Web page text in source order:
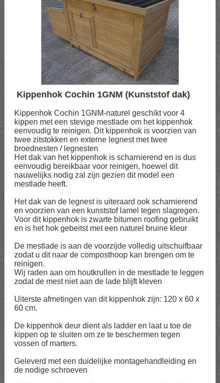
Kippenhok Cochin 1GNM (Kunststof dak)
Kippenhok Cochin 1GNM-naturel geschikt voor 4
kippen met een stevige mestlade om het kippenhok
eenvoudig te reinigen. Dit kippenhok is voorzien van
twee zitstokken en externe legnest met twee
broednesten / legnesten
Het dak van het kippenhok is scharnierend en is dus
eenvoudig bereikbaar voor reinigen, hoewel dit
nauwelijks nodig zal zijn gezien dit model een
mestlade heeft.
Het dak van de legnest is uiteraard ook scharnierend
en voorzien van een kunststof lamel tegen slagregen.
Voor dit kippenhok is zwarte bitumen roofing gebruikt
en is het hok gebeitst met een naturel bruine kleur
De mestlade is aan de voorzijde volledig uitschuifbaar
zodat u dit naar de composthoop kan brengen om te
reinigen.
Wij raden aan om houtkrullen in de mestlade te leggen
zodat de mest niet aan de lade blijft kleven
Uiterste afmetingen van dit kippenhok zijn: 120 x 60 x
60 cm.
De kippenhok deur dient als ladder en laat u toe de
kippen op te sluiten om ze te beschermen tegen
vossen of marters.
Geleverd met een duidelijke montagehandleiding en
de nodige schroeven